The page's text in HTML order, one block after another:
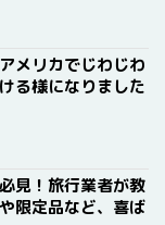
メリカでじわじわ
る様になりました
見！旅行業者が教
限定品など、喜ば